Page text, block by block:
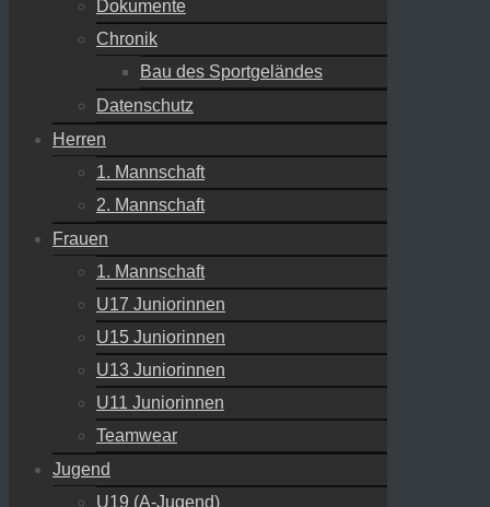
Dokumente
Chronik
Bau des Sportgeländes
Datenschutz
Herren
1. Mannschaft
2. Mannschaft
Frauen
1. Mannschaft
U17 Juniorinnen
U15 Juniorinnen
U13 Juniorinnen
U11 Juniorinnen
Teamwear
Jugend
U19 (A-Jugend)